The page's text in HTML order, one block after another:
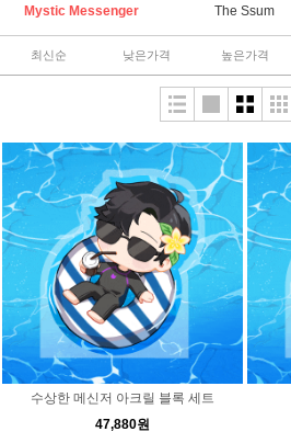
Mystic Messenger The Ssum
최신순 낮은가격 높은가격
수상한 메신저 아크릴 블록 세트
47,880원